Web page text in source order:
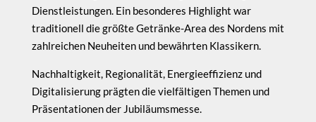
Dienstleistungen. Ein besonderes Highlight war
traditionell die größte Getränke-Area des Nordens mit
zahlreichen Neuheiten und bewährten Klassikern.
Nachhaltigkeit, Regionalität, Energieeffizienz und
Digitalisierung prägten die vielfältigen Themen und
Präsentationen der Jubiläumsmesse.